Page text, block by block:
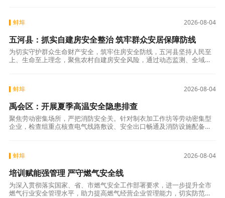
2026-08-04
蚌埠
五河县：抓实自建房安全整治 筑牢群众安居保障防线
为切实守护群众生命财产安全，筑牢住房安全防线，五河县坚持人民至
上、生命至上理念，聚焦农村自建房安全风险，通过动态监测、全域排
2026-08-04
蚌埠
禹会区：开展夏季高温安全隐患排查
聚焦劳动密集场所，严把消防安全关。针对制衣加工作坊等劳动密集型
企业，检查组重点核查电气线路敷设、安全出口畅通及消防设施配备情
2026-08-04
蚌埠
培训赋能强管理 严守燃气安全线
为深入贯彻落实国家、省、市燃气安全工作部署要求，进一步提升全市
燃气行业安全管理水平，助力提高燃气经营企业管理能力，切实防范化